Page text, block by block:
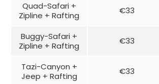
Quad-Safari +
Zipline + Rafting
€33
Buggy-Safari +
Zipline + Rafting
€33
Tazi-Canyon +
Jeep + Rafting
€33